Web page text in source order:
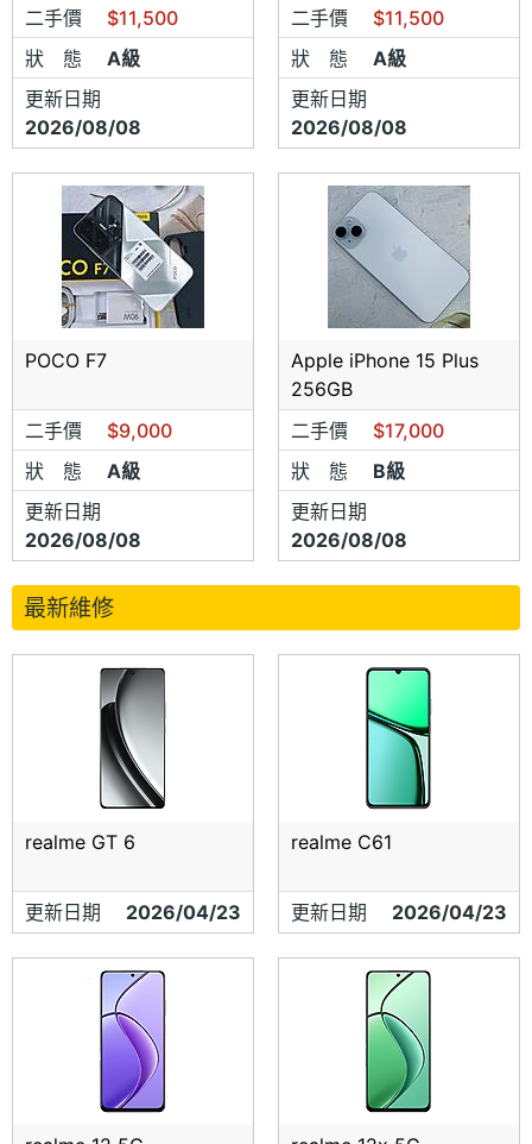
二手價
$11,500
狀 態
A級
更新日期
2026/08/08
二手價
$11,500
狀 態
A級
更新日期
2026/08/08
POCO F7
二手價
$9,000
狀 態
A級
更新日期
2026/08/08
Apple iPhone 15 Plus
256GB
二手價
$17,000
狀 態
B級
更新日期
2026/08/08
最新維修
realme GT 6
更新日期 2026/04/23
realme C61
更新日期 2026/04/23